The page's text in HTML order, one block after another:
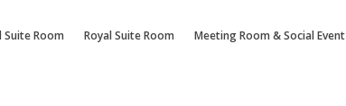
Suite Room Royal Suite Room Meeting Room & Social Event